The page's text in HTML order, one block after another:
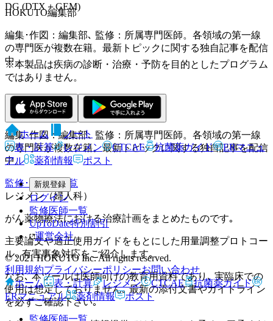
DG (DTX＋GEM)
※本製品は疾病の診断・治療・予防を目的としたプログラム
ではありません。
ホーム
ノート
表・計算
レジメン CTCAE 抗菌薬ガイド
ERマニュ
アル
薬剤情報 ポスト
新規登録
ログイン
監修医師一覧
UpToDate特別割引
運営会社
© 2021 HOKUTO Inc. All rights reserved.
利用規約プライバシーポリシーお問い合わせ
ホーム
表・計算 レジメン CTCAE
抗菌薬ガイド
ERマニュアル
薬剤情報 ポスト
HOKUTO編集部
編集･作図：編集部､ 監修：所属専門医師。各領域の第一線
の専門医が複数在籍。最新トピックに関する独自記事を配信
中。
HOKUTO編集部
編集･作図：編集部､ 監修：所属専門医師。各領域の第一線
の専門医が複数在籍。最新トピックに関する独自記事を配信
中。
監修･協力医一覧
レジメン（婦人科）
がん薬物療法における治療計画をまとめたものです｡
主要論文や適正使用ガイドをもとにした用量調整プロトコー
ル､ 有害事象対応をご紹介します｡
なお､ 本ツールは医師向けの教育用資料であり､ 実臨床での
使用は想定しておりません｡ 最新の添付文書やガイドライン
を必ずご確認下さい｡